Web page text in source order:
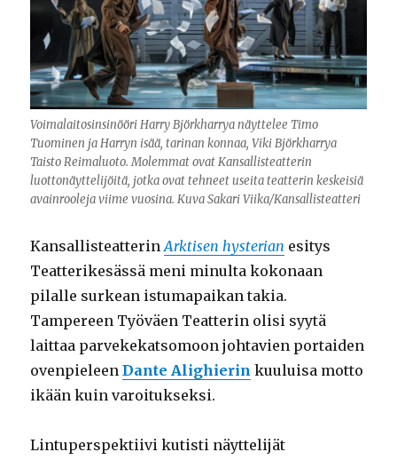
Voimalaitosinsinööri Harry Björkharrya näyttelee Timo
Tuominen ja Harryn isää, tarinan konnaa, Viki Björkharrya
Taisto Reimaluoto. Molemmat ovat Kansallisteatterin
luottonäyttelijöitä, jotka ovat tehneet useita teatterin keskeisiä
avainrooleja viime vuosina. Kuva Sakari Viika/Kansallisteatteri
KansallisteatterinArktisen hysterian esitys
Teatterikesässä meni minulta kokonaan
pilalle surkean istumapaikan takia.
Tampereen Työväen Teatterin olisi syytä
laittaa parvekekatsomoon johtavien portaiden
ovenpieleenDante Alighierin kuuluisa motto
ikään kuin varoitukseksi.
Lintuperspektiivi kutisti näyttelijät